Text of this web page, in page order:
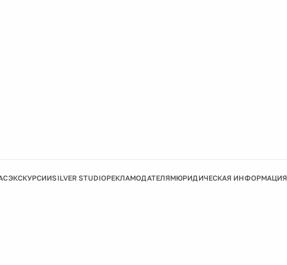
ЭКСКУРСИИSILVER STUDIOРЕКЛАМОДАТЕЛЯМЮРИДИЧЕСКАЯ ИНФОРМАЦИЯ